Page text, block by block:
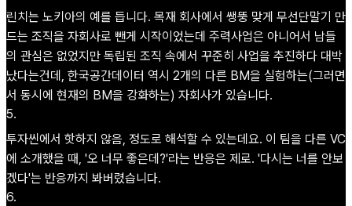
린치는 노키아의 예를 듭니다. 목재 회사에서 쌩뚱 맞게 무선단말기 만
드는 조직을 자회사로 뺀게 시작이었는데 주력사업은 아니어서 남들
의 관심은 없었지만 독립된 조직 속에서 꾸준히 사업을 추진하다 대박
났다는건데, 한국공간데이터 역시 2개의 다른 BM을 실험하는(그러면
서 동시에 현재의 BM을 강화하는) 자회사가 있습니다.
5.
투자씬에서 핫하지 않음, 정도로 해석할 수 있는데요. 이 팀을 다른 VC
에 소개했을 때, '오 너무 좋은데?'라는 반응은 제로. '다시는 너를 안보
겠다'는 반응까지 봐버렸습니다.
6.